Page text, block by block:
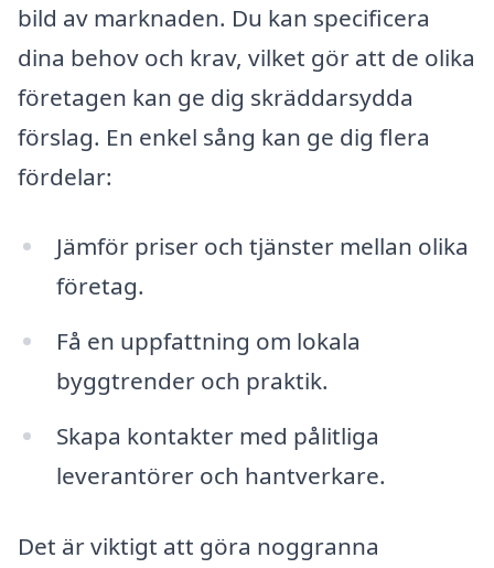
bild av marknaden. Du kan specificera
dina behov och krav, vilket gör att de olika
företagen kan ge dig skräddarsydda
förslag. En enkel sång kan ge dig flera
fördelar:
Jämför priser och tjänster mellan olika
företag.
Få en uppfattning om lokala
byggtrender och praktik.
Skapa kontakter med pålitliga
leverantörer och hantverkare.
Det är viktigt att göra noggranna